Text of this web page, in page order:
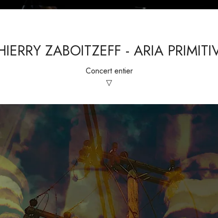
ZABOITZEFF - ARIA
Concert entier
▽